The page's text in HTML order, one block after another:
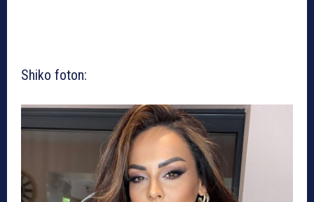
Shiko foton: